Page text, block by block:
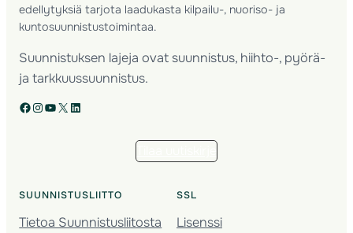
edellytyksiä tarjota laadukasta kilpailu-, nuoriso- ja
kuntosuunnistustoimintaa.
Suunnistuksen lajeja ovat suunnistus, hiihto-, pyörä-
ja tarkkuussuunnistus.
Facebook Instagram YouTube X LinkedIn
SUUNNISTUSLIITTO
Tietoa Suunnistusliitosta
SSL
Lisenssi